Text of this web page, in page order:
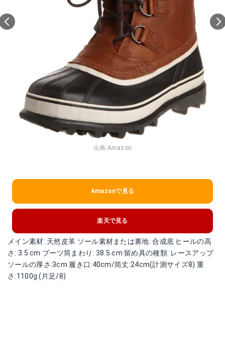
出典:Amazon
Amazonで見る
楽天で見る
メイン素材: 天然皮革 ソール素材または裏地: 合成底 ヒールの高
さ: 3.5 cm ブーツ筒まわり: 38.5 cm 留め具の種類: レースアップ
ソールの厚さ:3cm 履き口:40cm/筒丈:24cm(計測サイズ8) 重
さ:1100g (片足/8)